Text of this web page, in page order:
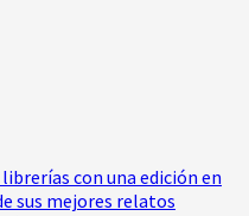
con una edición en
sus mejores relatos